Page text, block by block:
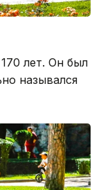
лет. Он был
назывался